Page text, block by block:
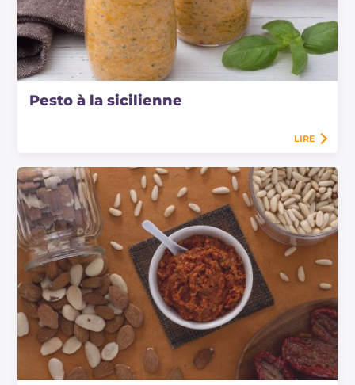
Pesto à la sicilienne
LIRE